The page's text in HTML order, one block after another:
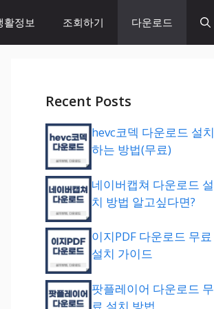
활정보 조회하기 다운로드
Recent Posts
hevc코덱 다운로드 설치
하는 방법(무료)
네이버캡쳐 다운로드 설
치 방법 알고싶다면?
이지PDF 다운로드 무료
설치 가이드
팟플레이어 다운로드 무
료 설치 방법